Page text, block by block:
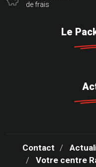
de frais
Le
Contact
Votre centre